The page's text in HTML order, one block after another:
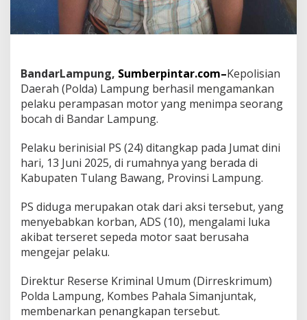
r
L
a
u
n
B
h
a
i
D
t
k
a
p
BandarLampung, Sumberpintar.com–Kepolisian
Daerah (Polda) Lampung berhasil mengamankan
pelaku perampasan motor yang menimpa seorang
bocah di Bandar Lampung.
Pelaku berinisial PS (24) ditangkap pada Jumat dini
hari, 13 Juni 2025, di rumahnya yang berada di
Kabupaten Tulang Bawang, Provinsi Lampung.
PS diduga merupakan otak dari aksi tersebut, yang
menyebabkan korban, ADS (10), mengalami luka
akibat terseret sepeda motor saat berusaha
mengejar pelaku.
Direktur Reserse Kriminal Umum (Dirreskrimum)
Polda Lampung, Kombes Pahala Simanjuntak,
membenarkan penangkapan tersebut.